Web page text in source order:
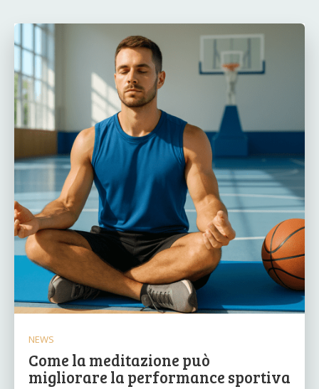
NEWS
Come la meditazione può
migliorare la performance sportiva